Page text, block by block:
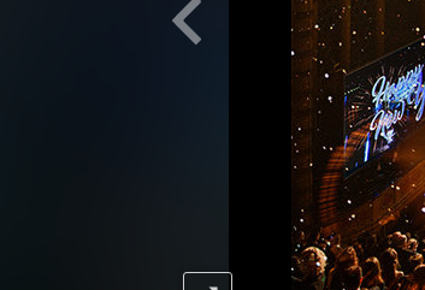
ילדים
כלים למקום העבודה
אתיקה ומצבי הפעולה
הגורם לדיכוי
חקירות
יסודות ההתארגנות